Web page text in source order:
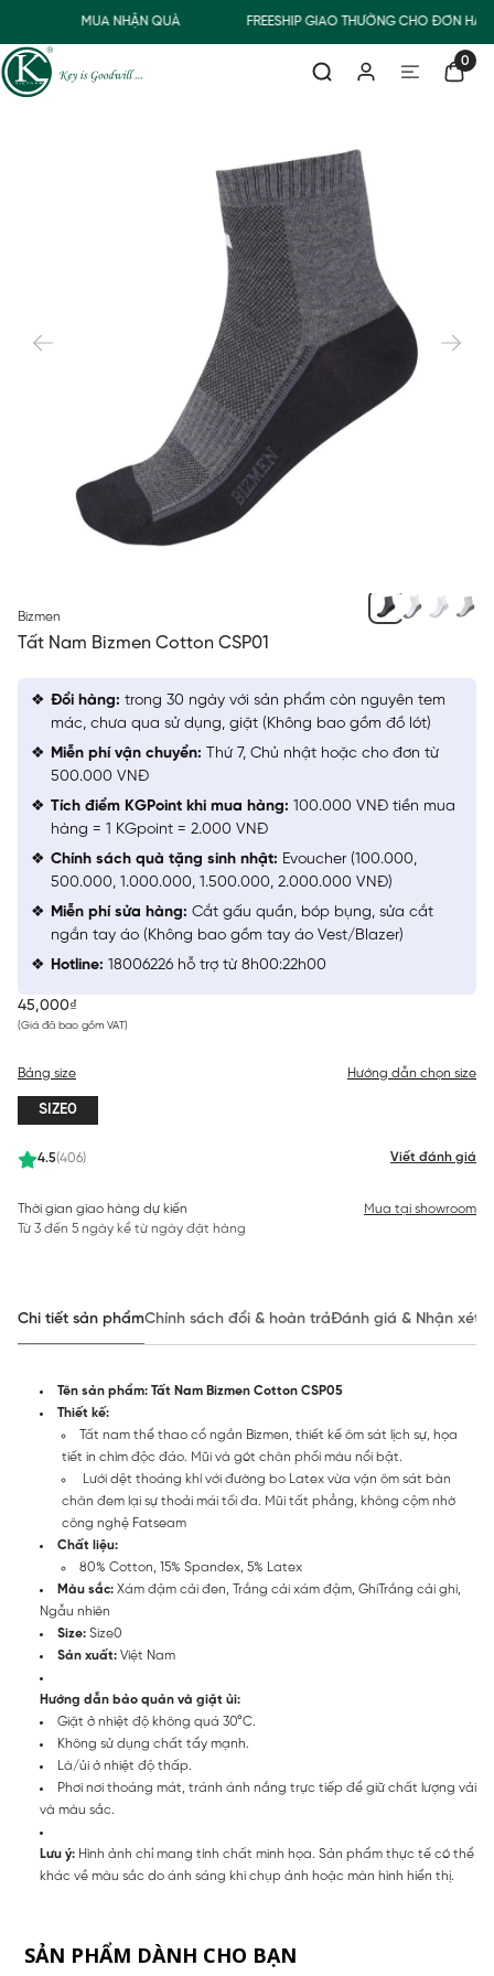
MUA NHẬN QUÀ FREESHIP GIAO THƯỜNG CHO ĐƠN
0
Bizmen
Tất Nam Bizmen Cotton CSP01
45,000₫
(Giá đã bao gồm VAT)
4.5(406) Viết đánh giá
Bảng size Hướng dẫn chọn size
SIZE0
Thời gian giao hàng dự kiến
Từ 3 đến 5 ngày kể từ ngày đặt hàng
Mua tại showroom
Đổi hàng: trong 30 ngày với sản phẩm còn nguyên tem
mác, chưa qua sử dụng, giặt (Không bao gồm đồ lót)
Miễn phí vận chuyển: Thứ 7, Chủ nhật hoặc cho đơn từ
500.000 VNĐ
Tích điểm KGPoint khi mua hàng: 100.000 VNĐ tiền mua
hàng = 1 KGpoint = 2.000 VNĐ
Chính sách quà tặng sinh nhật: Evoucher (100.000,
500.000, 1.000.000, 1.500.000, 2.000.000 VNĐ)
Miễn phí sửa hàng: Cắt gấu quần, bóp bụng, sửa cắt
ngắn tay áo (Không bao gồm tay áo Vest/Blazer)
Hotline: 18006226 hỗ trợ từ 8h00:22h00
Chi tiết sản phẩmChính sách đổi & hoàn trảĐánh giá & Nhận xét
Tên sản phẩm: Tất Nam Bizmen Cotton CSP05
Thiết kế:
Tất nam thể thao cổ ngắn Bizmen, thiết kế ôm sát lịch sự, họa
tiết in chìm độc đáo. Mũi và gót chân phối màu nổi bật.
Lưới dệt thoáng khí với đường bo Latex vừa vặn ôm sát bàn
chân đem lại sự thoải mái tối đa. Mũi tất phẳng, không cộm nhờ
công nghệ Fatseam
Chất liệu:
80% Cotton, 15% Spandex, 5% Latex
Màu sắc: Xám đậm cải đen, Trắng cải xám đậm, GhiTrắng cải ghi,
Ngẫu nhiên
Size: Size0
Sản xuất: Việt Nam
Hướng dẫn bảo quản và giặt ủi:
Giặt ở nhiệt độ không quá 30°C.
Không sử dụng chất tẩy mạnh.
Là/ủi ở nhiệt độ thấp.
Phơi nơi thoáng mát, tránh ánh nắng trực tiếp để giữ chất lượng vải
và màu sắc.
Lưu ý: Hình ảnh chỉ mang tính chất minh họa. Sản phẩm thực tế có thể
khác về màu sắc do ánh sáng khi chụp ảnh hoặc màn hình hiển thị.
SẢN PHẨM DÀNH CHO BẠN